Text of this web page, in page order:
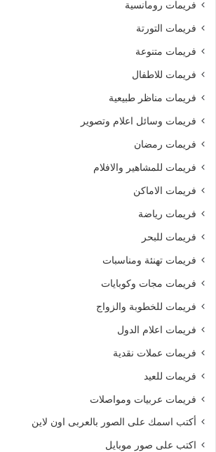
فريمات رومانسية
فريمات التورتة
فريمات متنوعة
فريمات للاطفال
فريمات مناظر طبيعية
فريمات وسائل اعلام وتصوير
فريمات رمضان
فريمات للمشاهير والافلام
فريمات الاماكن
فريمات رياضة
فريمات للبحر
فريمات تهنئة ومناسبات
فريمات مجات وكوبايات
فريمات للخطوبة والزواج
فريمات اعلام الدول
فريمات عملات نقدية
فريمات للعيد
فريمات عربيات ومواصلات
أكتب اسمك على الصور بالعربى اون لاين
اكتب على صور موبايل